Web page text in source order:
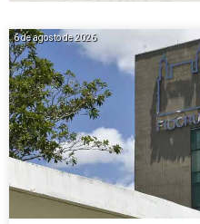
6 de agosto de 2026